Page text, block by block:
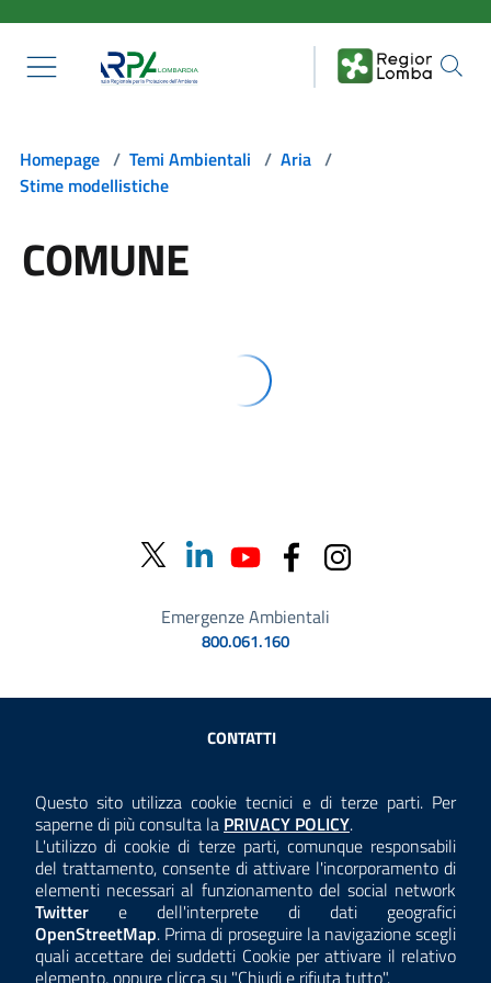
Questo sito utilizza cookie tecnici e di terze parti. Per
saperne di più consulta la Consulta la
PRIVACY POLICY.
L'utilizzo di cookie di terze parti, comunque responsabili
del trattamento, consente di attivare l'incorporamento di
elementi necessari al funzionamento del social network
Twitter e dell'interprete di dati geografici
OpenStreetMap. Prima di proseguire la navigazione scegli
quali accettare dei suddetti Cookie per attivare il relativo
elemento, oppure clicca su "Chiudi e rifiuta tutto".
Homepage / Temi Ambientali / Aria /
Stime modellistiche
COMUNE
Emergenze Ambientali
800.061.160
Sezione Link Utili
CONTATTI
ANTICORRUZIONE
ACCESSIBILITÀ
COOKIE E PRIVACY
TEMI A-Z